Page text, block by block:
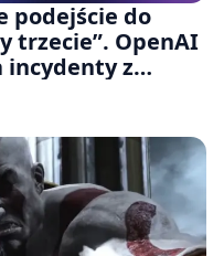
podejście do
trzecie”. OpenAI
incydenty z